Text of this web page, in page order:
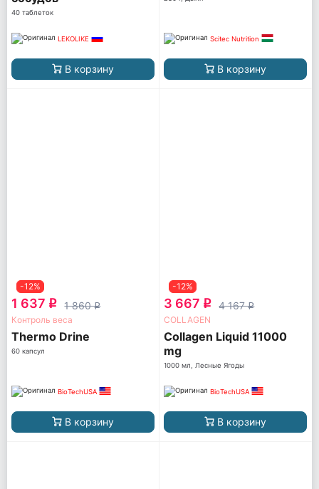
40 таблеток
LEKOLIKE
В корзину
Scitec Nutrition
В корзину
-12%
1 637 q 1 860q
Контроль веса
Thermo Drine
60 капсул
BioTechUSA
В корзину
-12%
3 667 q 4 167q
COLLAGEN
Collagen Liquid 11000
mg
1000 мл, Лесные Ягоды
BioTechUSA
В корзину